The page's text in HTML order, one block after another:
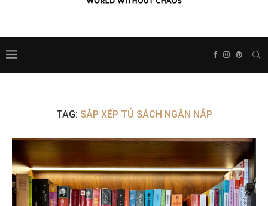
TAG: SẮP XẾP TỦ SÁCH NGĂN NẮP